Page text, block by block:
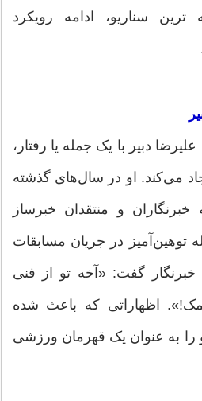
ترین سناریو، ادامه رویکرد
دبیر با یک جمله یا رفتار،
می‌کند. او در سال‌های گذشته
خبرنگاران و منتقدان خبرساز
توهین‌آمیز در جریان مسابقات
گفت: «آخه تو از فنی
اظهاراتی که باعث شده
به عنوان یک قهرمان ورزشی